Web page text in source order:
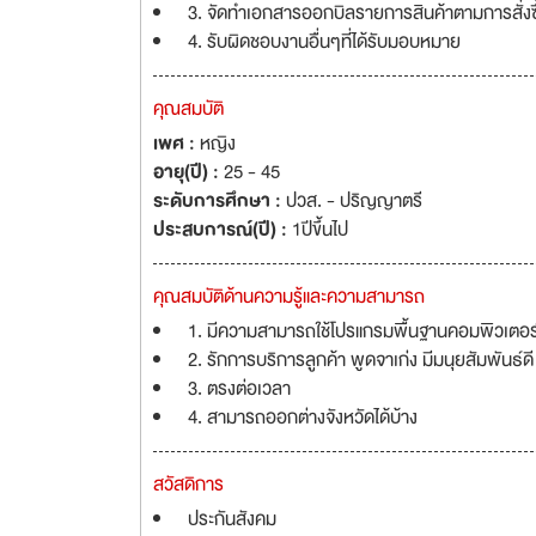
3. จัดทำเอกสารออกบิลรายการสินค้าตามการสั่
4. รับผิดชอบงานอื่นๆที่ได้รับมอบหมาย
คุณสมบัติ
เพศ :หญิง
อายุ(ปี) :25 - 45
ระดับการศึกษา :ปวส. - ปริญญาตรี
ประสบการณ์(ปี) : 1ปีขึ้นไป
คุณสมบัติด้านความรู้และความสามารถ
1. มีความสามารถใช้โปรแกรมพื้นฐานคอมพิวเตอ
2. รักการบริการลูกค้า พูดจาเก่ง มีมนุยสัมพันธ์
3. ตรงต่อเวลา
4. สามารถออกต่างจังหวัดได้บ้าง
สวัสดิการ
ประกันสังคม